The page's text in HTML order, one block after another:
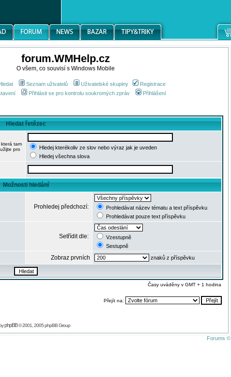
forum.WMHelp.cz
O všem, co souvisí s Windows Mobile
Seznam uživatelů Uživatelské skupiny
Registrace
Přihlásit se pro kontrolu soukromých zpráv Přihlášení
Hledat řetězec
tam
pro
Hledej kterékoliv ze slov nebo výraz jak je uveden
Hledej všechna slova
Možnosti hledání
Prohledej předchozí:
Prohledávat název tématu a text příspěvku
Prohledávat pouze text příspěvku
Setřídit dle:
Vzestupně
Sestupně
Zobraz prvních znaků z příspěvku
Časy uváděny v GMT + 1 hodina
Přejít na:
phpBB© 2001, 2005 phpBB Group
Forums ©